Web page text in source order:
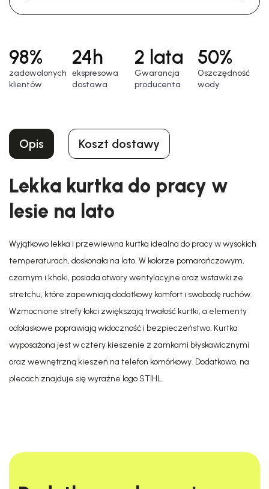
98%
zadowolonych
klientów
24h
еkspresowa
dostawa
2 lata
Gwarancja
producenta
50%
Oszczędność
wody
Opis Koszt dostawy
Lekka kurtka do pracy w
lesie na lato
Wyjątkowo lekka i przewiewna kurtka idealna do pracy w wysokich
temperaturach, doskonała na lato. W kolorze pomarańczowym,
czarnym i khaki, posiada otwory wentylacyjne oraz wstawki ze
stretchu, które zapewniają dodatkowy komfort i swobodę ruchów.
Wzmocnione strefy łokci zwiększają trwałość kurtki, a elementy
odblaskowe poprawiają widoczność i bezpieczeństwo. Kurtka
wyposażona jest w cztery kieszenie z zamkami błyskawicznymi
oraz wewnętrzną kieszeń na telefon komórkowy. Dodatkowo, na
plecach znajduje się wyraźne logo STIHL.